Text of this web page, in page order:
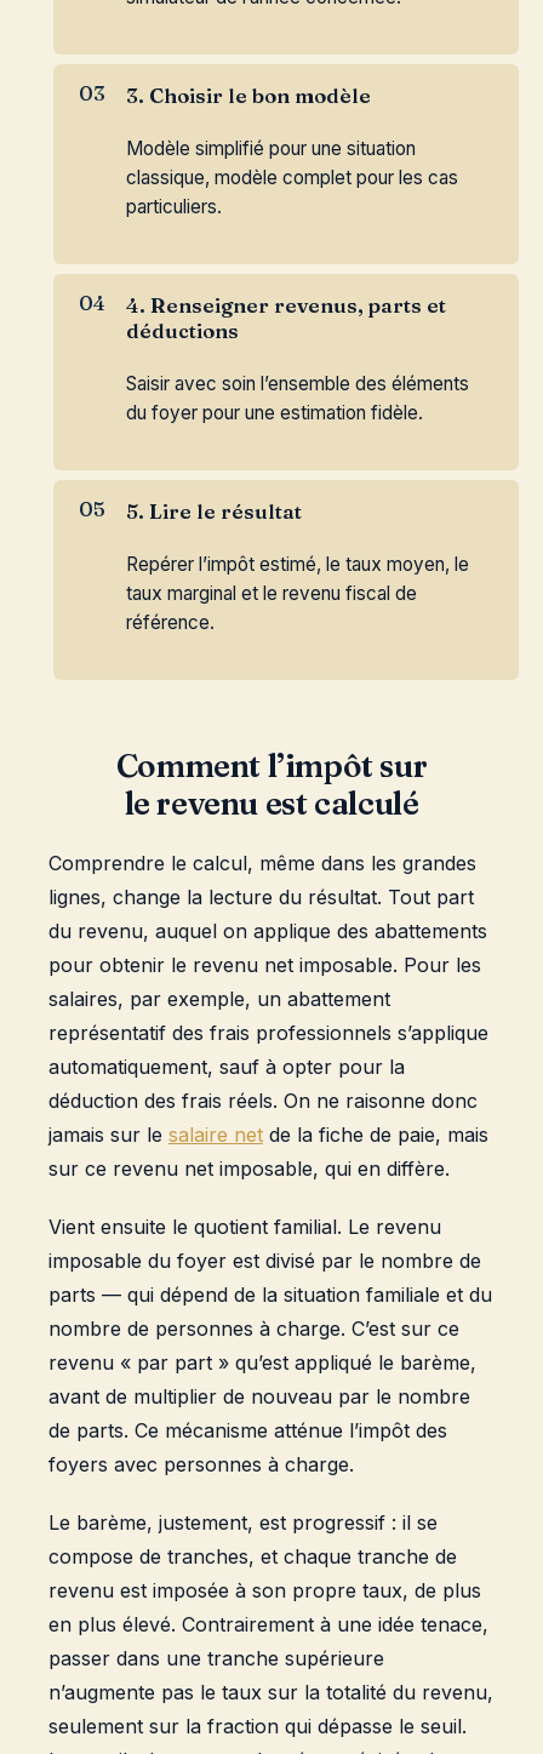
3. Choisir le bon modèle
Modèle simplifié pour une situation
classique, modèle complet pour les cas
particuliers.
4. Renseigner revenus, parts et
déductions
Saisir avec soin l’ensemble des éléments
du foyer pour une estimation fidèle.
5. Lire le résultat
Repérer l’impôt estimé, le taux moyen, le
taux marginal et le revenu fiscal de
référence.
Comment l’impôt sur
le revenu est calculé
Comprendre le calcul, même dans les grandes
lignes, change la lecture du résultat. Tout part
du revenu, auquel on applique des abattements
pour obtenir le revenu net imposable. Pour les
salaires, par exemple, un abattement
représentatif des frais professionnels s’applique
automatiquement, sauf à opter pour la
déduction des frais réels. On ne raisonne donc
jamais sur le salaire net de la fiche de paie, mais
sur ce revenu net imposable, qui en diffère.
Vient ensuite le quotient familial. Le revenu
imposable du foyer est divisé par le nombre de
parts — qui dépend de la situation familiale et du
nombre de personnes à charge. C’est sur ce
revenu « par part » qu’est appliqué le barème,
avant de multiplier de nouveau par le nombre
de parts. Ce mécanisme atténue l’impôt des
foyers avec personnes à charge.
Le barème, justement, est progressif : il se
compose de tranches, et chaque tranche de
revenu est imposée à son propre taux, de plus
en plus élevé. Contrairement à une idée tenace,
passer dans une tranche supérieure
n’augmente pas le taux sur la totalité du revenu,
seulement sur la fraction qui dépasse le seuil.